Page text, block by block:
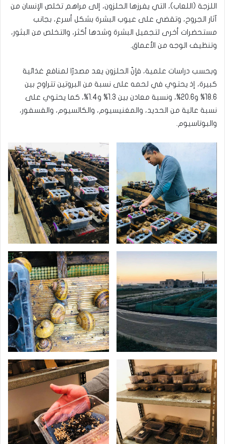
اللزجة (اللعاب)، التي يفرزها الحلزون، إلى مراهم تخلص الإنسان من
آثار الجروح، وتقضي على عيوب البشرة بشكل أسرع، بجانب
مستحضرات أخرى لتجميل البشرة وشدها أكثر، والتخلص من البثور،
وتنظيف الوجه من الأعماق.
وبحسب دراسات علمية، فإنّ الحلزون يعد مصدرًا لمنافع غذائية
كبيرة، إذ يحتوي في لحمه على نسبة من البروتين تتراوح بين
18.6% و20.6%، ونسبة معادن بين 1.3% و1.4%، كما يحتوي على
نسبة عالية من الحديد، والمغنيسيوم، والكالسيوم، والفسفور،
والبوتاسيوم.